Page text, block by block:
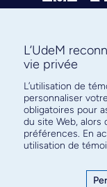
Abonnez-
pour
L’UdeM
vie privée
L’utilisation de
personnaliser
obligatoires pour
du site Web, alors
préférences. En
utilisation de